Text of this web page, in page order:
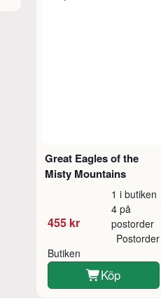
Great Eagles of the
Misty Mountains
455 kr
1 i butiken
4 på
postorder
Butiken
Postorder
Köp